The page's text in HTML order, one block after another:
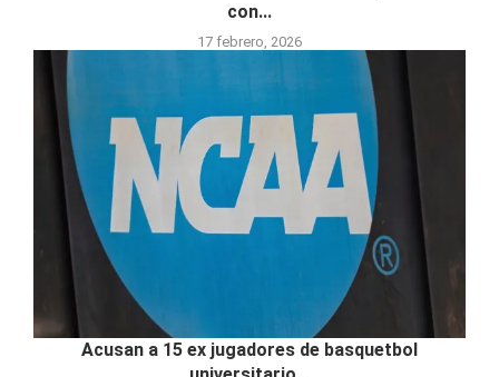
con...
17 febrero, 2026
Acusan a 15 ex jugadores de basquetbol